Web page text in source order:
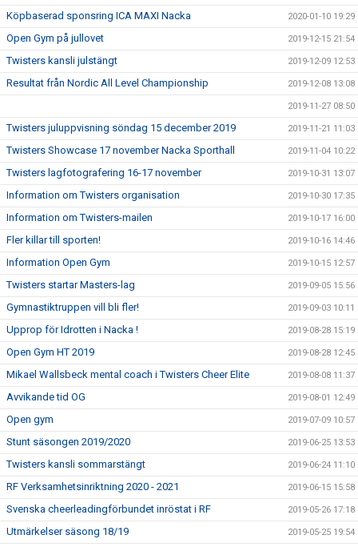
Köpbaserad sponsring ICA MAXI Nacka 2020-01-10 19:29
Open Gym på jullovet 2019-12-15 21:54
Twisters kansli julstängt 2019-12-09 12:53
Resultat från Nordic All Level Championship 2019-12-08 13:08
2019-11-27 08:50
Twisters juluppvisning söndag 15 december 2019 2019-11-21 11:03
Twisters Showcase 17 november Nacka Sporthall 2019-11-04 10:22
Twisters lagfotografering 16-17 november 2019-10-31 13:07
Information om Twisters organisation 2019-10-30 17:35
Information om Twisters-mailen 2019-10-17 16:00
Fler killar till sporten! 2019-10-16 14:46
Information Open Gym 2019-10-15 12:57
Twisters startar Masters-lag 2019-09-05 15:56
Gymnastiktruppen vill bli fler! 2019-09-03 10:11
Upprop för Idrotten i Nacka ! 2019-08-28 15:19
Open Gym HT 2019 2019-08-28 12:45
Mikael Wallsbeck mental coach i Twisters Cheer Elite 2019-08-08 11:37
Avvikande tid OG 2019-08-01 12:49
Open gym 2019-07-09 10:57
Stunt säsongen 2019/2020 2019-06-25 13:53
Twisters kansli sommarstängt 2019-06-24 11:10
RF Verksamhetsinriktning 2020 - 2021 2019-06-15 15:58
Svenska cheerleadingförbundet inröstat i RF 2019-05-26 17:18
Utmärkelser säsong 18/19 2019-05-25 19:54